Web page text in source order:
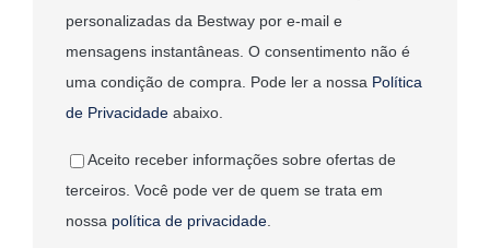
personalizadas da Bestway por e-mail e
mensagens instantâneas. O consentimento não é
uma condição de compra. Pode ler a nossa Política
de Privacidadeabaixo.
Aceito receber informações sobre ofertas de
terceiros. Você pode ver de quem se trata em
nossa política de privacidade.